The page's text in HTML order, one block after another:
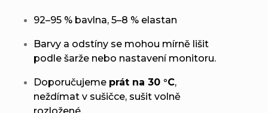
92–95 % bavlna, 5–8 % elastan
Barvy a odstíny se mohou mírně lišit
podle šarže nebo nastavení monitoru.
Doporučujeme prát na 30 °C,
neždímat v sušičce, sušit volně